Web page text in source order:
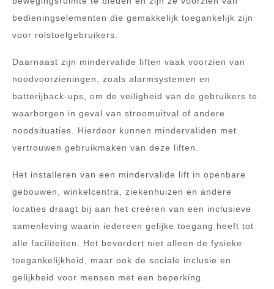
bedieningselementen die gemakkelijk toegankelijk zijn
voor rolstoelgebruikers.
Daarnaast zijn mindervalide liften vaak voorzien van
noodvoorzieningen, zoals alarmsystemen en
batterijback-ups, om de veiligheid van de gebruikers te
waarborgen in geval van stroomuitval of andere
noodsituaties. Hierdoor kunnen mindervaliden met
vertrouwen gebruikmaken van deze liften.
Het installeren van een mindervalide lift in openbare
gebouwen, winkelcentra, ziekenhuizen en andere
locaties draagt bij aan het creëren van een inclusieve
samenleving waarin iedereen gelijke toegang heeft tot
alle faciliteiten. Het bevordert niet alleen de fysieke
toegankelijkheid, maar ook de sociale inclusie en
gelijkheid voor mensen met een beperking.